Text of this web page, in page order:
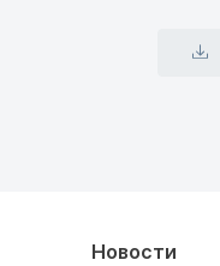
Новости